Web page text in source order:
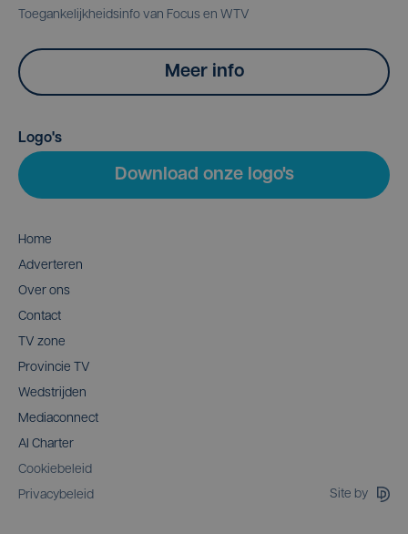
Toegankelijkheidsinfo van Focus en WTV
Meer info
Logo's
Download onze logo's
Home
Adverteren
Over ons
Contact
TV zone
Provincie TV
Wedstrijden
Mediaconnect
AI Charter
Cookiebeleid
Privacybeleid
Site by